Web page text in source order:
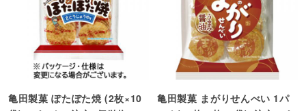
亀田製菓 ぽたぽた焼 (2枚×10
亀田製菓 まがりせんべい 1パ